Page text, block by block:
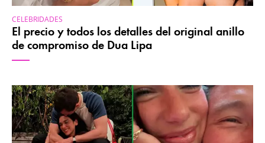
CELEBRIDADES
El precio y todos los detalles del original anillo
de compromiso de Dua Lipa